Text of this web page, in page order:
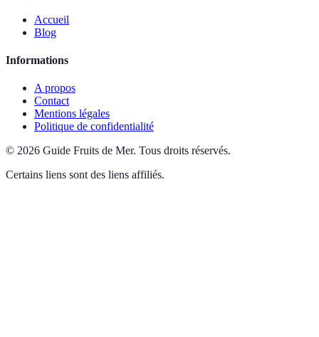
Accueil
Blog
Informations
A propos
Contact
Mentions légales
Politique de confidentialité
© 2026 Guide Fruits de Mer. Tous droits réservés.
Certains liens sont des liens affiliés.